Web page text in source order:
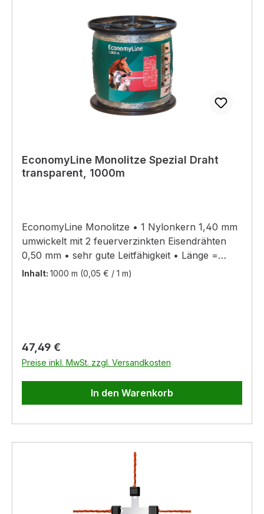
EconomyLine Monolitze Spezial Draht
transparent, 1000m
EconomyLine Monolitze • 1 Nylonkern 1,40 mm
umwickelt mit 2 feuerverzinkten Eisendrähten
0,50 mm • sehr gute Leitfähigkeit • Länge =
1000m • transparent • Bruchlast = 45kg •
Inhalt: 1000 m (0,05 € / 1 m)
Regulärer Preis:
47,49 €
Preise inkl. MwSt. zzgl. Versandkosten
In den Warenkorb